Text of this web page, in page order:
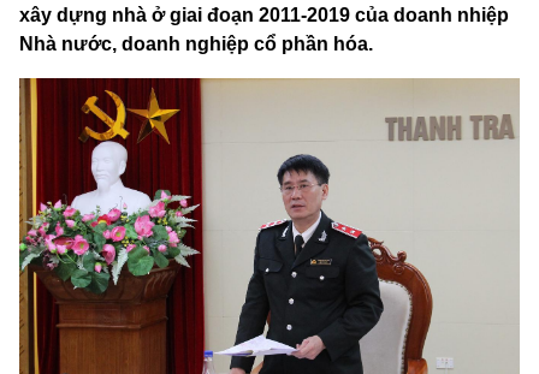
xây dựng nhà ở giai đoạn 2011-2019 của doanh nhiệp
Nhà nước, doanh nghiệp cổ phần hóa.